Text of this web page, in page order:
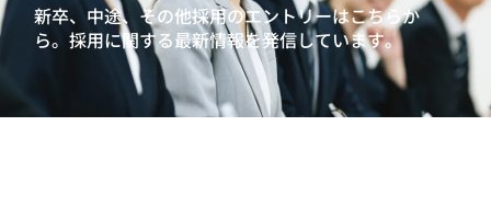
90日で成果を出すマネジャーへ 新任管理職研修
次世代リーダー向け研修
リーダーシップ開発プログラムインバスケット型研修
プロジェクトマネジメントワークショップ
新卒、中途、その他採用のエントリーはこちらか
ら。採用に関する最新情報を発信しています。